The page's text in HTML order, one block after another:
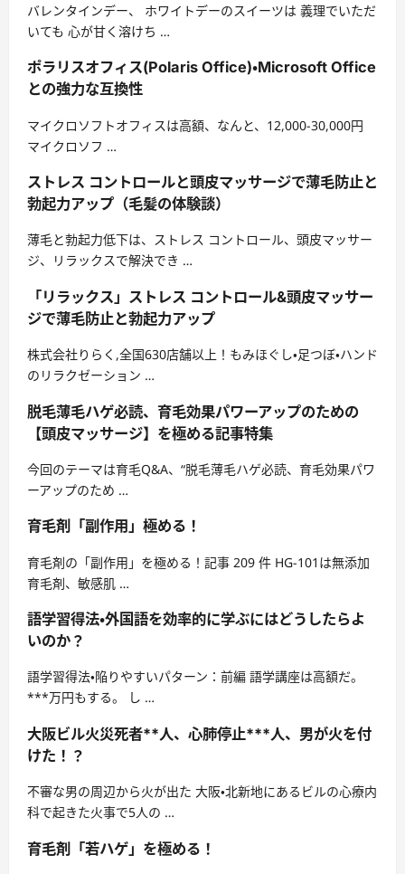
バレンタインデー、 ホワイトデーのスイーツは 義理でいただ
いても 心が甘く溶けち …
ポラリスオフィス(Polaris Office)・Microsoft Office
との強力な互換性
マイクロソフトオフィスは高額、なんと、12,000-30,000円
マイクロソフ …
ストレス コントロールと頭皮マッサージで薄毛防止と
勃起力アップ（毛髪の体験談）
薄毛と勃起力低下は、ストレス コントロール、頭皮マッサー
ジ、リラックスで解決でき …
「リラックス」ストレス コントロール&頭皮マッサー
ジで薄毛防止と勃起力アップ
株式会社りらく,全国630店舗以上！もみほぐし・足つぼ・ハンド
のリラクゼーション …
脱毛薄毛ハゲ必読、育毛効果パワーアップのための
【頭皮マッサージ】を極める記事特集
今回のテーマは育毛Q&A、“脱毛薄毛ハゲ必読、育毛効果パワ
ーアップのため …
育毛剤「副作用」極める！
育毛剤の「副作用」を極める！記事 209 件 HG-101は無添加
育毛剤、敏感肌 …
語学習得法・外国語を効率的に学ぶにはどうしたらよ
いのか？
語学習得法・陥りやすいパターン：前編 語学講座は高額だ。
***万円もする。 し …
大阪ビル火災死者**人、心肺停止***人、男が火を付
けた！？
不審な男の周辺から火が出た 大阪・北新地にあるビルの心療内
科で起きた火事で5人の …
育毛剤「若ハゲ」を極める！